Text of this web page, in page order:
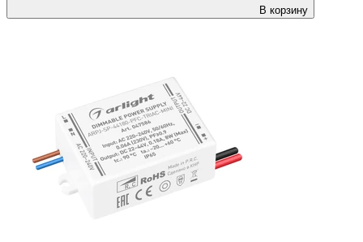
В корзину